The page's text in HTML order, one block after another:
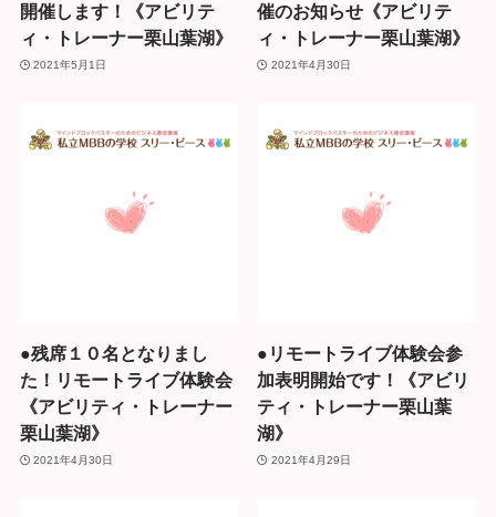
開催します！《アビリテ
ィ・トレーナー栗山葉湖》
2021年5月1日
催のお知らせ《アビリテ
ィ・トレーナー栗山葉湖》
2021年4月30日
●残席１０名となりまし
た！リモートライブ体験会
《アビリティ・トレーナー
栗山葉湖》
2021年4月30日
●リモートライブ体験会参
加表明開始です！《アビリ
ティ・トレーナー栗山葉
湖》
2021年4月29日